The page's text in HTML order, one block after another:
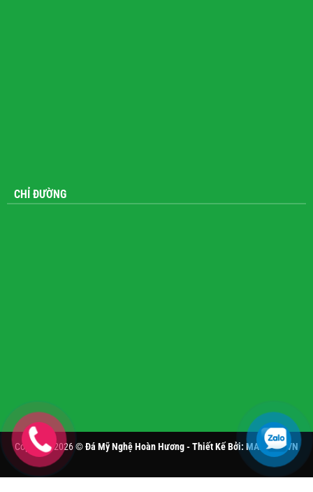
CHỈ ĐƯỜNG
Copyright 2026 ©Đá Mỹ Nghệ Hoàn Hương - Thiết Kế Bởi: MANHAN.VN